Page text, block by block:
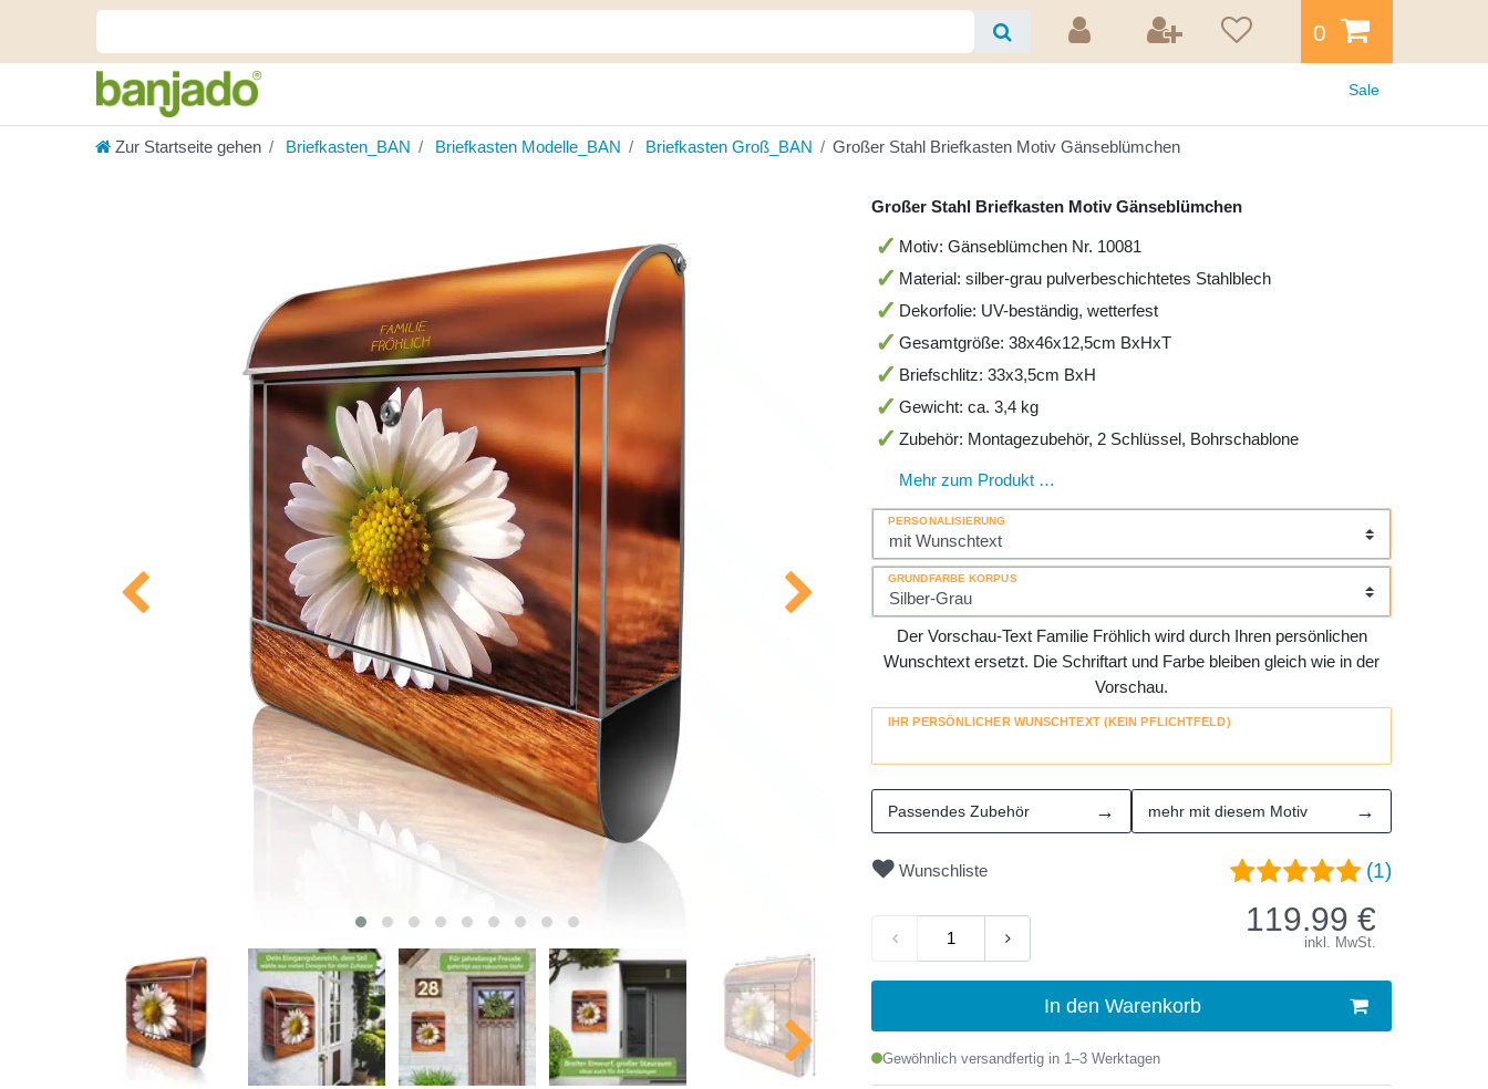
0
Sale
Zur Startseite gehen Briefkasten_BAN Briefkasten Modelle_BAN Briefkasten Groß_BAN Großer Stahl Briefkasten Motiv Gänseblümchen
Großer Stahl Briefkasten Motiv Gänseblümchen
Motiv: Gänseblümchen Nr. 10081
Material: silber-grau pulverbeschichtetes Stahlblech
Dekorfolie: UV-beständig, wetterfest
Gesamtgröße: 38x46x12,5cm BxHxT
Briefschlitz: 33x3,5cm BxH
Gewicht: ca. 3,4 kg
Zubehör: Montagezubehör, 2 Schlüssel, Bohrschablone
Mehr zum Produkt …
PERSONALISIERUNG
GRUNDFARBE KORPUS
Der Vorschau-Text Familie Fröhlich wird durch Ihren persönlichen
Wunschtext ersetzt. Die Schriftart und Farbe bleiben gleich wie in der
Vorschau.
IHR PERSÖNLICHER WUNSCHTEXT (KEIN PFLICHTFELD)
Passendes Zubehör → mehr mit diesem Motiv →
Wunschliste (1)
119.99 €
inkl. MwSt.
In den Warenkorb
Gewöhnlich versandfertig in 1–3 Werktagen